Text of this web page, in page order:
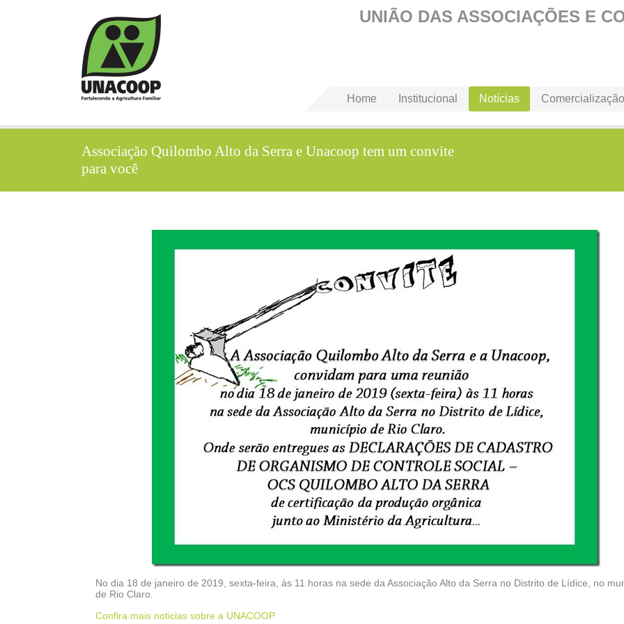
UNIÃO DAS ASSOCIAÇÕES E
Home Institucional Notícias Comercialização
Associação Quilombo Alto da Serra e Unacoop tem um convite
para você
No dia 18 de janeiro de 2019, sexta-feira, às 11 horas na sede da Associação Alto da Serra no Distrito de Lídice, no
de Rio Claro.
Confira mais noticias sobre a UNACOOP